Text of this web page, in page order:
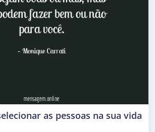
as pessoas na sua vida